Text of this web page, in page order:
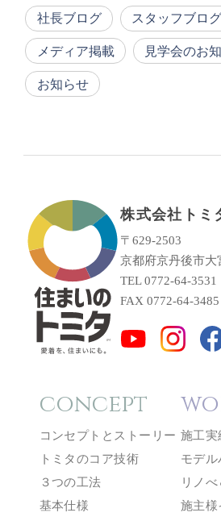
社長ブログ スタッフブログ
メディア掲載 見学会のお
お知らせ
株式会社トミ
〒629-2503
京都府京丹後市大
TEL 0772-64-3531
FAX 0772-64-3485
concept
コンセプトとストーリー
トミタのコア技術
３つの工法
基本仕様
施工実
モデル
リノ
施主様